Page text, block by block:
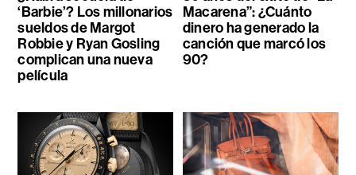
‘Barbie’? Los millonarios
sueldos de Margot
Robbie y Ryan Gosling
complican una nueva
película
Macarena”: ¿Cuánto
dinero ha generado la
canción que marcó los
90?